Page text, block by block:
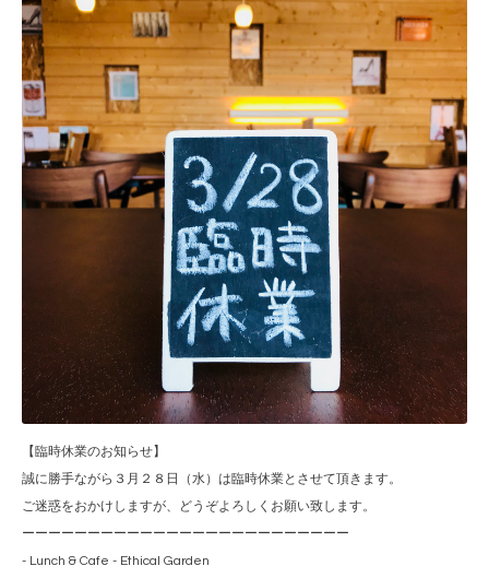
【臨時休業のお知らせ】
誠に勝手ながら３月２８日（水）は臨時休業とさせて頂きます。
ご迷惑をおかけしますが、どうぞよろしくお願い致します。
ーーーーーーーーーーーーーーーーーーーーーーーーー
- Lunch & Cafe - Ethical Garden